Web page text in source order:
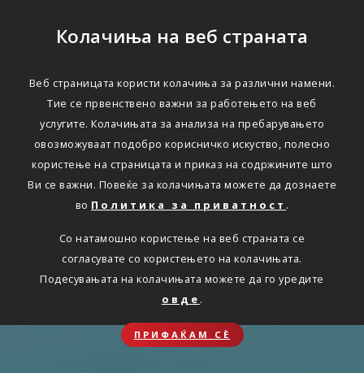
Колачиња на веб страната
Веб страницата користи колачиња за различни намени.
Тие се првенствено важни за работењето на веб
услугите. Колачињата за анализа на пребарувањето
овозможуваат подобро корисничко искуство, полесно
користење на страницата и приказ на содржините што
Ви се важни. Повеќе за колачињата можете да дознаете
во Политика за приватност .
Со натамошно користење на веб страната се
согласувате со користењето на колачињата.
Подесувањата на колачињата можете да го уредите
овде .
ПРИФАЌАМ СЀ